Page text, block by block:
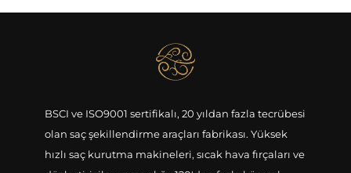
BSCI ve ISO9001 sertifikalı, 20 yıldan fazla tecrübesi
olan saç şekillendirme araçları fabrikası. Yüksek
hızlı saç kurutma makineleri, sıcak hava fırçaları ve